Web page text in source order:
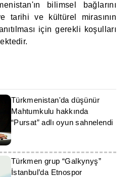
bilimsel bağlarını
tarihi ve kültürel mirasının
için gerekli koşulları
Türkmenistan'da düşünür
Mahtumkulu hakkında
“Pursat” adlı oyun sahnelendi
Türkmen grup “Galkynyş”
İstanbul’da Etnospor